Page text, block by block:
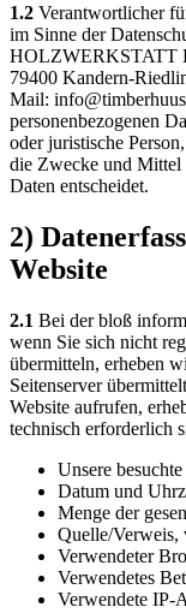
1.2 Verantwortlicher
im Sinne der
HOLZWERKSTATT
79400 Kandern-
Mail:
personenbezogenen
oder juristische
die Zwecke und Mittel
Daten entscheidet.
2)
Website
2.1 Bei der bloß
wenn Sie sich nicht
übermitteln, erheben
Seitenserver
Website aufrufen,
technisch erforderlich
Unsere
Datum und
Menge der
Quelle/Verweis,
Verwendeter
Verwendetes
Verwendete IP-